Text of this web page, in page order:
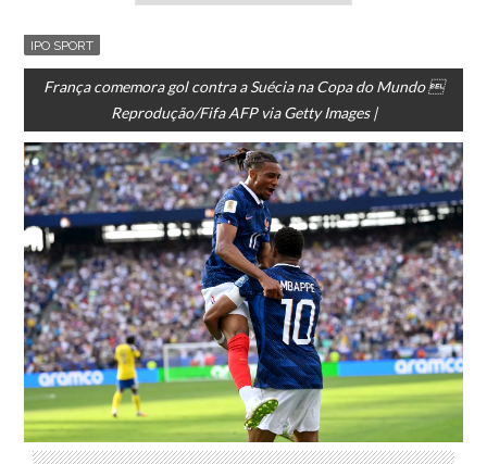
IPO SPORT
França comemora gol contra a Suécia na Copa do Mundo 
Reprodução/Fifa AFP via Getty Images |